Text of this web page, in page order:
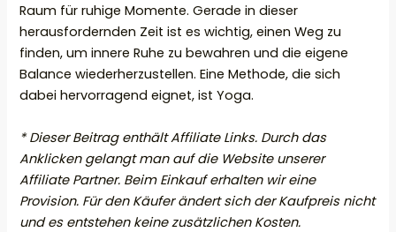
Raum für ruhige Momente. Gerade in dieser
herausfordernden Zeit ist es wichtig, einen Weg zu
finden, um innere Ruhe zu bewahren und die eigene
Balance wiederherzustellen. Eine Methode, die sich
dabei hervorragend eignet, ist Yoga.
* Dieser Beitrag enthält Affiliate Links. Durch das
Anklicken gelangt man auf die Website unserer
Affiliate Partner. Beim Einkauf erhalten wir eine
Provision. Für den Käufer ändert sich der Kaufpreis nicht
und es entstehen keine zusätzlichen Kosten.